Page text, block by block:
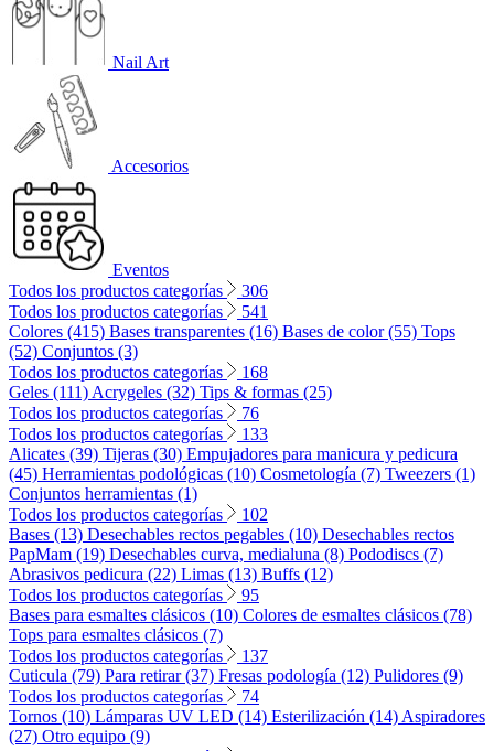
Nail Art
Accesorios
Eventos
Todos los productos categorías
306
Todos los productos categorías
541
Colores (415) Bases transparentes (16) Bases de color (55) Tops
(52) Conjuntos (3)
Todos los productos categorías
168
Geles (111) Acrygeles (32) Tips & formas (25)
Todos los productos categorías
76
Todos los productos categorías
133
Alicates (39) Tijeras (30) Empujadores para manicura y pedicura
(45) Herramientas podológicas (10) Cosmetología (7) Tweezers (1)
Conjuntos herramientas (1)
Todos los productos categorías
102
Bases (13) Desechables rectos pegables (10) Desechables rectos
PapMam (19) Desechables curva, medialuna (8) Pododiscs (7)
Abrasivos pedicura (22) Limas (13) Buffs (12)
Todos los productos categorías
95
Bases para esmaltes clásicos (10) Colores de esmaltes clásicos (78)
Tops para esmaltes clásicos (7)
Todos los productos categorías
137
Cuticula (79) Para retirar (37) Fresas podología (12) Pulidores (9)
Todos los productos categorías
74
Tornos (10) Lámparas UV LED (14) Esterilización (14) Aspiradores
(27) Otro equipo (9)